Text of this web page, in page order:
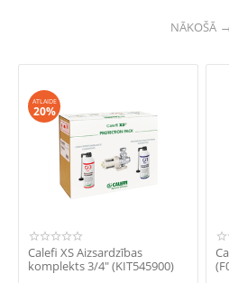
NĀKOŠĀ
ATLAIDE
20%
Calefi XS Aizsardzības
komplekts 3/4" (KIT545900)